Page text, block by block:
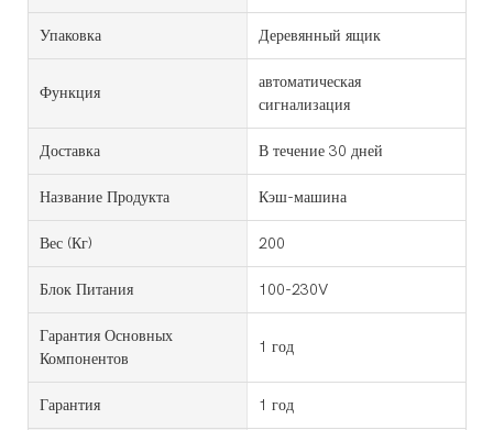
Упаковка Деревянный ящик
Функция
автоматическая
сигнализация
Доставка В течение 30 дней
Название Продукта Кэш-машина
Вес (кг) 200
Блок Питания 100-230V
Гарантия Основных
Компонентов
1 год
Гарантия 1 год